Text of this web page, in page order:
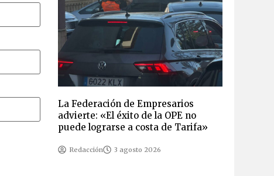
La Federación de Empresarios
advierte: «El éxito de la OPE no
puede lograrse a costa de Tarifa»
Redacción 3 agosto 2026